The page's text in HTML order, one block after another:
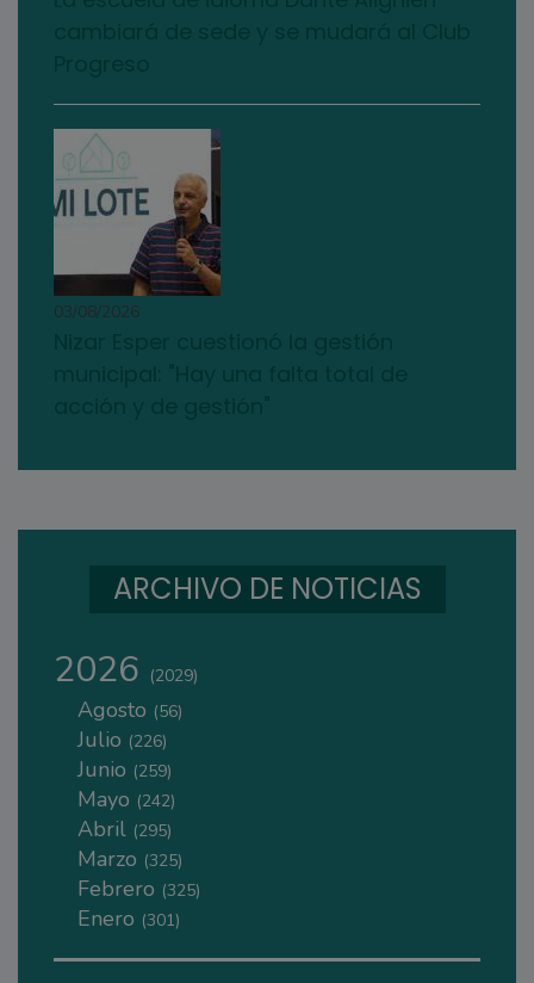
03/08/2026
ARCHIVO DE NOTICIAS
2026 (2029)
Agosto (56)
Julio (226)
Junio (259)
Mayo (242)
Abril (295)
Marzo (325)
Febrero (325)
Enero (301)